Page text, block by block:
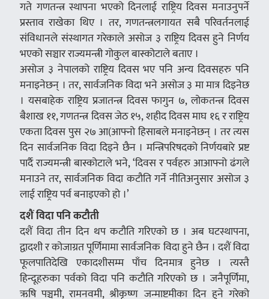
गते गणतन्त्र स्थापना भएको दिनलाई राष्ट्रिय दिवस मनाउनुपर्ने
प्रस्ताव राखेका थिए । तर, गणतन्त्रलगायत सबै परिवर्तनलाई
संविधानले संस्थागत गरेकाले असोज ३ राष्ट्रिय दिवस हुने निर्णय
भएको सञ्चार राज्यमन्त्री गोकुल बास्कोटाले बताए ।
असोज ३ नेपालको राष्ट्रिय दिवस भए पनि अन्य दिवसहरु पनि
मनाइनेछन् । तर, सार्वजनिक विदा भने असोज ३ मा मात्र दिइनेछ
। यसबाहेक राष्ट्रिय प्रजातन्त्र दिवस फागुन ७, लोकतन्त्र दिवस
बैशाख ११, गणतन्त्र दिवस जेठ १५, शहीद दिवस माघ १६ र राष्ट्रिय
एकता दिवस पुस २७ आ(आफ्नो हिसाबले मनाइनेछन् । तर त्यस
दिन सार्वजनिक विदा दिइने छैन । मन्त्रिपरिषदको निर्णयबारे प्रष्ट
पार्दै राज्यमन्त्री बास्कोटाले भने, ‘दिवस र पर्वहरु आआफ्नो ढंगले
मनाउने तर, सार्वजनिक विदा कटौति गर्ने नीतिअनुसार असोज ३
लाई राष्ट्रिय पर्व बनाइएको हो ।’
दशैं विदा पनि कटौती
दशैं विदा तीन दिन थप कटौति गरिएको छ । अब घटस्थापना,
द्वादशी र कोजाग्रत पूर्णिमामा सार्वजनिक विदा हुने छैन । दशैं विदा
फूलपातिदेखि एकादशीसम्म पाँच दिनमात्र हुनेछ । त्यस्तै
हिन्दूहरुका पर्वको विदा पनि कटौति गरिएको छ । जनैपूर्णिमा,
ऋषि पञ्चमी, रामनवमी, श्रीकृष्ण जन्माष्टमीका दिन हुने गरेको